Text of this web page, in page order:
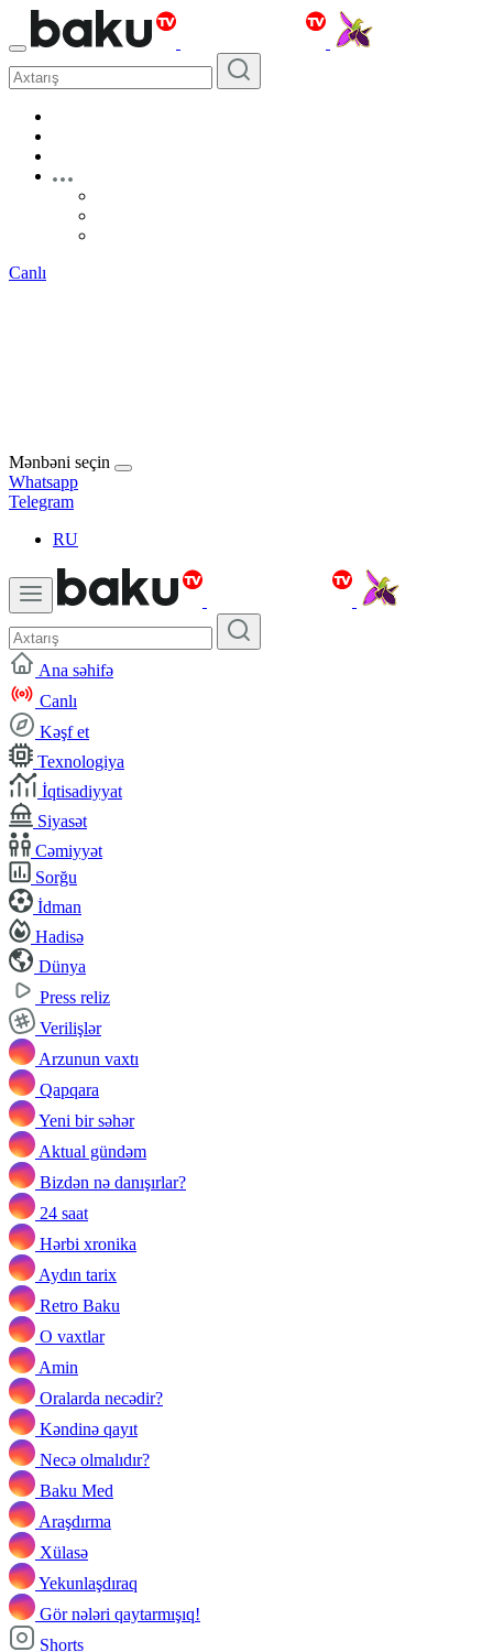
Canlı
Mənbəni seçin
Whatsapp
Telegram
RU
Ana səhifə
Canlı
Kəşf et
Texnologiya
İqtisadiyyat
Siyasət
Cəmiyyət
Sorğu
İdman
Hadisə
Dünya
Press reliz
Verilişlər
Arzunun vaxtı
Qapqara
Yeni bir səhər
Aktual gündəm
Bizdən nə danışırlar?
24 saat
Hərbi xronika
Aydın tarix
Retro Baku
O vaxtlar
Amin
Oralarda necədir?
Kəndinə qayıt
Necə olmalıdır?
Baku Med
Araşdırma
Xülasə
Yekunlaşdıraq
Gör nələri qaytarmışıq!
Shorts